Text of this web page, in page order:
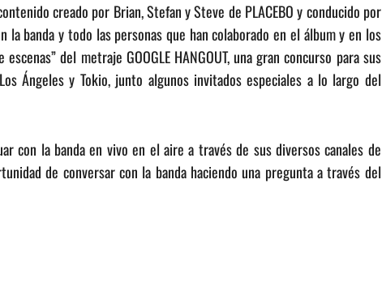
creado por Brian, Stefan y Steve de PLACEBO y conducido por
banda y todo las personas que han colaborado en el álbum y en los
del metraje GOOGLE HANGOUT, una gran concurso para sus
Ángeles y Tokio, junto algunos invitados especiales a lo largo del
con la banda en vivo en el aire a través de sus diversos canales de
de conversar con la banda haciendo una pregunta a través del